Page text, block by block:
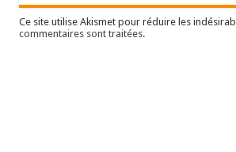
Ce site utilise Akismet pour réduire les
commentaires sont traitées.